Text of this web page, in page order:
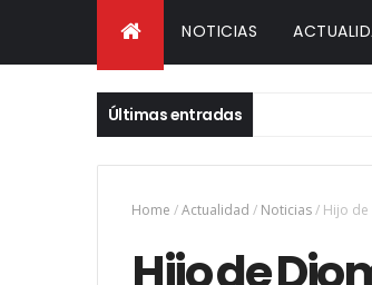
NOTICIAS
Últimas entradas
Home /Actualidad / Noticias/ Hijo
Hijo de